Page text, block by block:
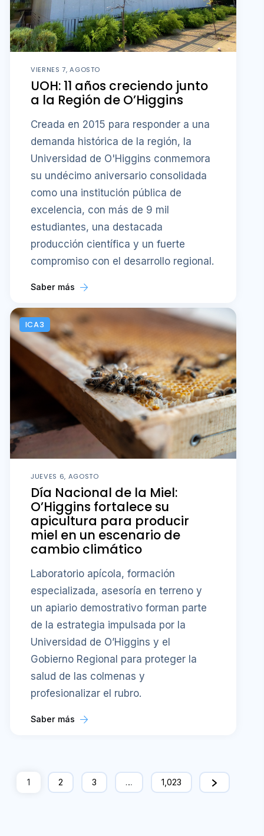
VIERNES 7, AGOSTO
UOH: 11 años creciendo junto
a la Región de O’Higgins
Creada en 2015 para responder a una
demanda histórica de la región, la
Universidad de O'Higgins conmemora
su undécimo aniversario consolidada
como una institución pública de
excelencia, con más de 9 mil
estudiantes, una destacada
producción científica y un fuerte
compromiso con el desarrollo regional.
Saber más
ICA3
JUEVES 6, AGOSTO
Día Nacional de la Miel:
O’Higgins fortalece su
apicultura para producir
miel en un escenario de
cambio climático
Laboratorio apícola, formación
especializada, asesoría en terreno y
un apiario demostrativo forman parte
de la estrategia impulsada por la
Universidad de O’Higgins y el
Gobierno Regional para proteger la
salud de las colmenas y
profesionalizar el rubro.
Saber más
1 2 3 … 1,023